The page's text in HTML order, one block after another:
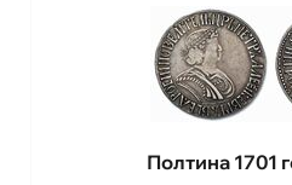
Полтина 1701